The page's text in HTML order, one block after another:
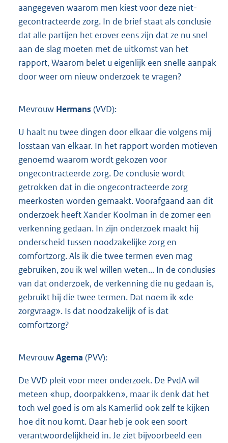
aangegeven waarom men kiest voor deze niet-
gecontracteerde zorg. In de brief staat als conclusie
dat alle partijen het erover eens zijn dat ze nu snel
aan de slag moeten met de uitkomst van het
rapport, Waarom belet u eigenlijk een snelle aanpak
door weer om nieuw onderzoek te vragen?
Mevrouw Hermans (VVD):
U haalt nu twee dingen door elkaar die volgens mij
losstaan van elkaar. In het rapport worden motieven
genoemd waarom wordt gekozen voor
ongecontracteerde zorg. De conclusie wordt
getrokken dat in die ongecontracteerde zorg
meerkosten worden gemaakt. Voorafgaand aan dit
onderzoek heeft Xander Koolman in de zomer een
verkenning gedaan. In zijn onderzoek maakt hij
onderscheid tussen noodzakelijke zorg en
comfortzorg. Als ik die twee termen even mag
gebruiken, zou ik wel willen weten... In de conclusies
van dat onderzoek, de verkenning die nu gedaan is,
gebruikt hij die twee termen. Dat noem ik «de
zorgvraag». Is dat noodzakelijk of is dat
comfortzorg?
MevrouwAgema (PVV):
De VVD pleit voor meer onderzoek. De PvdA wil
meteen «hup, doorpakken», maar ik denk dat het
toch wel goed is om als Kamerlid ook zelf te kijken
hoe dit nou komt. Daar heb je ook een soort
verantwoordelijkheid in. Je ziet bijvoorbeeld een